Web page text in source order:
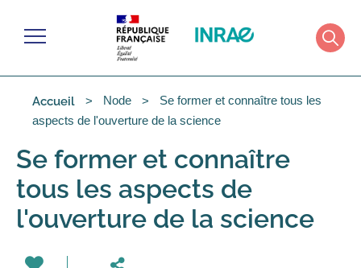
Menu
Accueil Node
Se former et connaître tous les
aspects de l'ouverture de la science
Se former et connaître
tous les aspects de
l'ouverture de la science
Cookies management panel